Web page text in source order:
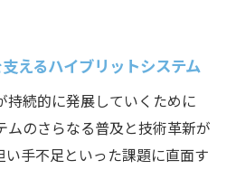
えるハイブリットシステム
持続的に発展していくために
ムのさらなる普及と技術革新が
い手不足といった課題に直面す